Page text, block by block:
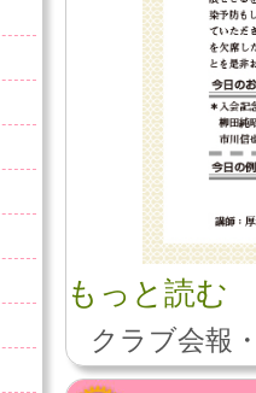
もっと読む
クラブ会報